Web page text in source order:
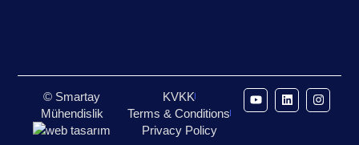
© Smartay
Mühendislik
KVKK
Terms & Conditions
Privacy Policy